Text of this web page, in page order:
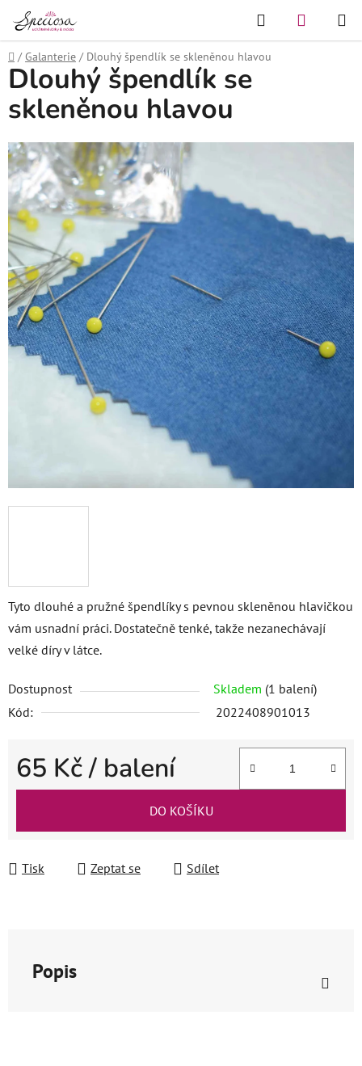
obsah
Hledat
KOŠÍK
Domů
/ Galanterie / Dlouhý špendlík se skleněnou hlavou
Tyto dlouhé a pružné špendlíky s pevnou skleněnou hlavičkou
vám usnadní práci. Dostatečně tenké, takže nezanechávají
velké díry v látce.
Dostupnost Skladem (1 balení)
Kód:
2022408901013
65 Kč/ balení
Měrná cena:
DO KOŠÍKU
Tisk Zeptat se Sdílet
Dlouhý špendlík se
skleněnou hlavou
Popis